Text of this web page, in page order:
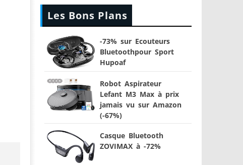
Les Bons Plans
-73% sur Ecouteurs
Bluetoothpour Sport
Hupoaf
Robot Aspirateur
Lefant M3 Max à prix
jamais vu sur Amazon
(-67%)
Casque Bluetooth
ZOVIMAX à -72%